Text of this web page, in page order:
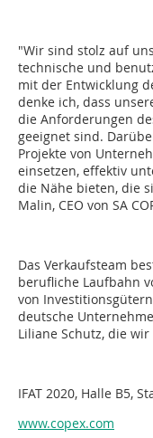
"Wir sind stolz auf
technische und
mit der Entwicklung
denke ich, dass
die Anforderungen
geeignet sind.
Projekte von
einsetzen, effektiv
die Nähe bieten, die
Malin, CEO von SA
Das Verkaufsteam
berufliche Laufbahn
von
deutsche
Liliane Schutz, die
IFAT 2020, Halle B5,
www.copex.com